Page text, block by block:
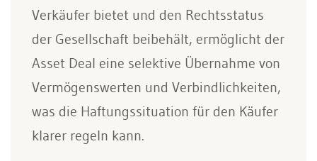
Verkäufer bietet und den Rechtsstatus
der Gesellschaft beibehält, ermöglicht der
Asset Deal eine selektive Übernahme von
Vermögenswerten und Verbindlichkeiten,
was die Haftungssituation für den Käufer
klarer regeln kann.